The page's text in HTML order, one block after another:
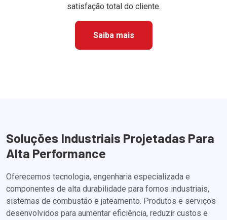
satisfação total do cliente.
Saiba mais
Soluções Industriais Projetadas Para
Alta Performance
Oferecemos tecnologia, engenharia especializada e
componentes de alta durabilidade para fornos industriais,
sistemas de combustão e jateamento. Produtos e serviços
desenvolvidos para aumentar eficiência, reduzir custos e